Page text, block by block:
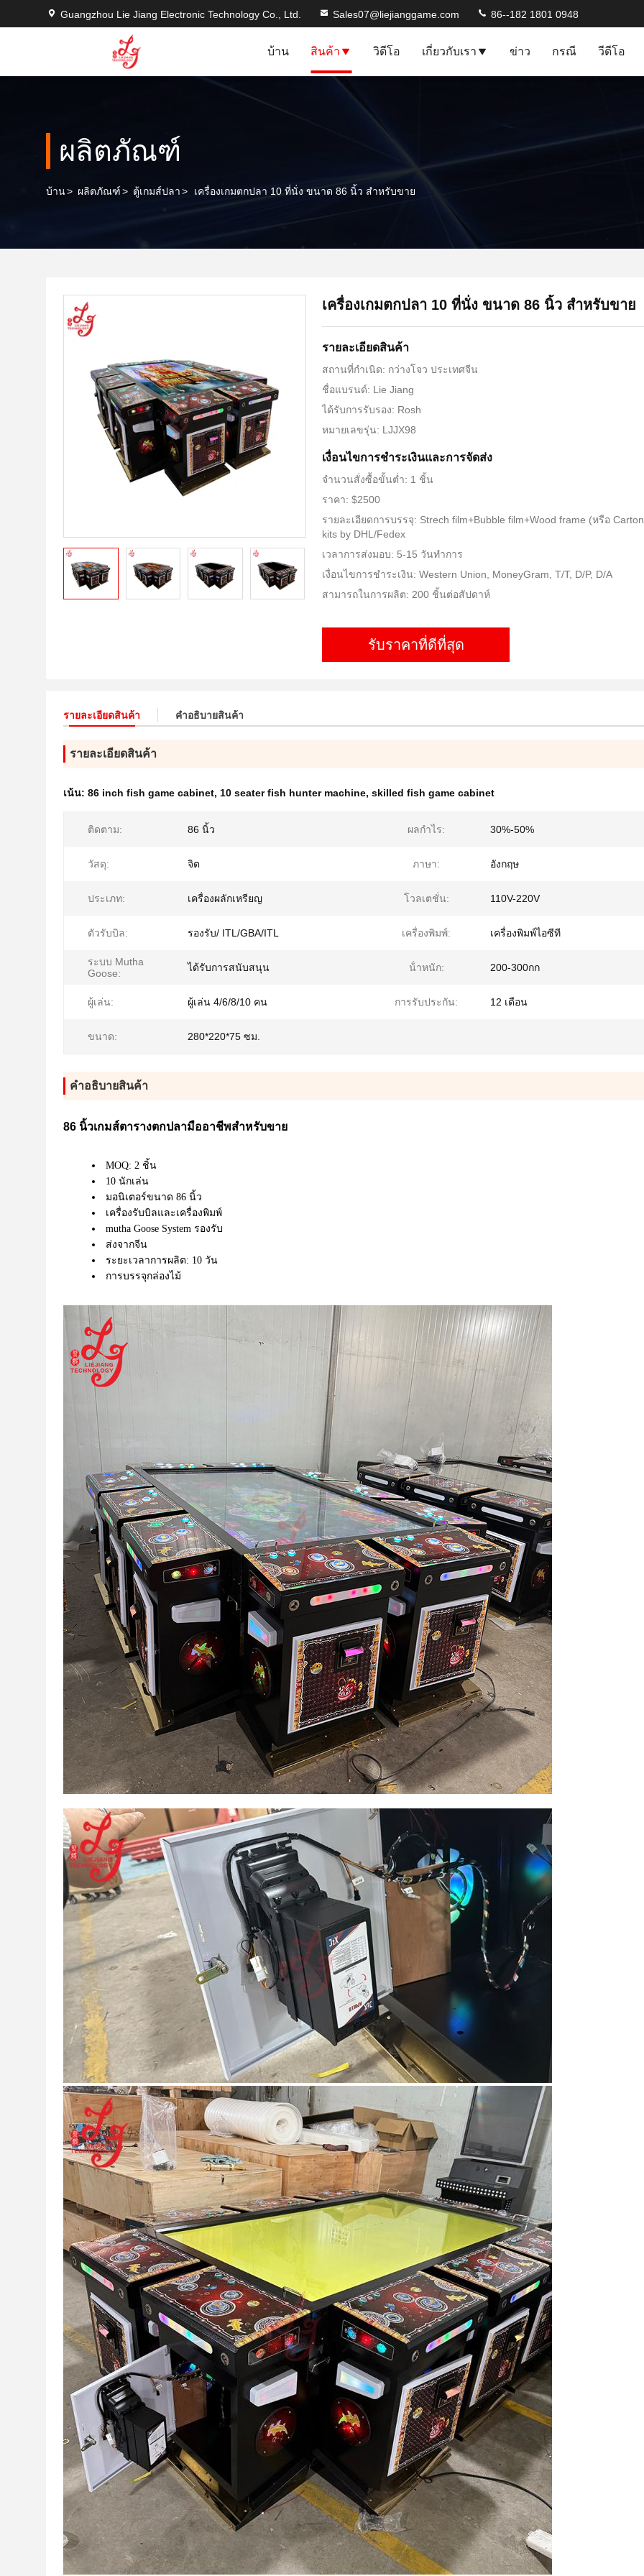
Guangzhou Lie Jiang Electronic Technology Co., Ltd. Sales07@liejianggame.com 86--182 1801 0948
บ้าน สินค้า วิดีโอ เกี่ยวกับเรา ข่าว กรณี วีดีโอ
ผลิตภัณฑ์
บ้าน> ผลิตภัณฑ์> ตู้เกมส์ปลา> เครื่องเกมตกปลา 10 ที่นั่ง ขนาด 86 นิ้ว สำหรับขาย
เครื่องเกมตกปลา 10 ที่นั่ง ขนาด 86 นิ้ว สำหรับขาย
รายละเอียดสินค้า
สถานที่กำเนิด: กว่างโจว ประเทศจีน
ชื่อแบรนด์: Lie Jiang
ได้รับการรับรอง: Rosh
หมายเลขรุ่น: LJJX98
เงื่อนไขการชําระเงินและการจัดส่ง
จำนวนสั่งซื้อขั้นต่ำ: 1 ชิ้น
ราคา: $2500
รายละเอียดการบรรจุ: Strech film+Bubble film+Wood frame (หรือ
kits by DHL/Fedex
เวลาการส่งมอบ: 5-15 วันทำการ
เงื่อนไขการชำระเงิน: Western Union, MoneyGram, T/T, D/P, D/A
สามารถในการผลิต: 200 ชิ้นต่อสัปดาห์
รับราคาที่ดีที่สุด
รายละเอียดสินค้า คําอธิบายสินค้า
รายละเอียดสินค้า
เน้น: 86 inch fish game cabinet, 10 seater fish hunter machine, skilled fish game cabinet
ติดตาม: 86 นิ้ว ผลกำไร: 30%-50%
วัสดุ: จิต ภาษา: อังกฤษ
ประเภท: เครื่องผลักเหรียญ โวลเตชั่น: 110V-220V
ตัวรับบิล: รองรับ/ ITL/GBA/ITL เครื่องพิมพ์: เครื่องพิมพ์ไอซีที
ระบบ Mutha
Goose:
ได้รับการสนับสนุน น้ําหนัก: 200-300กก
ผู้เล่น: ผู้เล่น 4/6/8/10 คน การรับประกัน: 12 เดือน
ขนาด: 280*220*75 ซม.
คําอธิบายสินค้า
86 นิ้วเกมส์ตารางตกปลามืออาชีพสําหรับขาย
MOQ: 2 ชิ้น
10 นักเล่น
มอนิเตอร์ขนาด 86 นิ้ว
เครื่องรับบิลและเครื่องพิมพ์
mutha Goose System รองรับ
ส่งจากจีน
ระยะเวลาการผลิต: 10 วัน
การบรรจุกล่องไม้